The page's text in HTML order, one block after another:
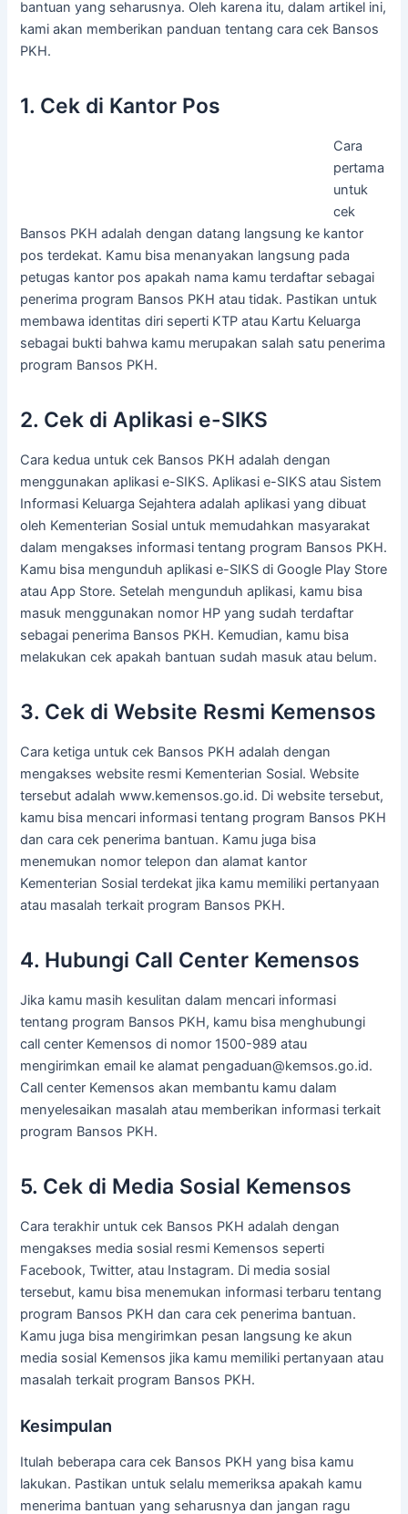
bantuan yang seharusnya. Oleh karena itu, dalam artikel ini,
kami akan memberikan panduan tentang cara cek Bansos
PKH.
1. Cek di Kantor Pos
Cara
pertama
untuk
cek
Bansos PKH adalah dengan datang langsung ke kantor
pos terdekat. Kamu bisa menanyakan langsung pada
petugas kantor pos apakah nama kamu terdaftar sebagai
penerima program Bansos PKH atau tidak. Pastikan untuk
membawa identitas diri seperti KTP atau Kartu Keluarga
sebagai bukti bahwa kamu merupakan salah satu penerima
program Bansos PKH.
2. Cek di Aplikasi e-SIKS
Cara kedua untuk cek Bansos PKH adalah dengan
menggunakan aplikasi e-SIKS. Aplikasi e-SIKS atau Sistem
Informasi Keluarga Sejahtera adalah aplikasi yang dibuat
oleh Kementerian Sosial untuk memudahkan masyarakat
dalam mengakses informasi tentang program Bansos PKH.
Kamu bisa mengunduh aplikasi e-SIKS di Google Play Store
atau App Store. Setelah mengunduh aplikasi, kamu bisa
masuk menggunakan nomor HP yang sudah terdaftar
sebagai penerima Bansos PKH. Kemudian, kamu bisa
melakukan cek apakah bantuan sudah masuk atau belum.
3. Cek di Website Resmi Kemensos
Cara ketiga untuk cek Bansos PKH adalah dengan
mengakses website resmi Kementerian Sosial. Website
tersebut adalah www.kemensos.go.id. Di website tersebut,
kamu bisa mencari informasi tentang program Bansos PKH
dan cara cek penerima bantuan. Kamu juga bisa
menemukan nomor telepon dan alamat kantor
Kementerian Sosial terdekat jika kamu memiliki pertanyaan
atau masalah terkait program Bansos PKH.
4. Hubungi Call Center Kemensos
Jika kamu masih kesulitan dalam mencari informasi
tentang program Bansos PKH, kamu bisa menghubungi
call center Kemensos di nomor 1500-989 atau
mengirimkan email ke alamat pengaduan@kemsos.go.id.
Call center Kemensos akan membantu kamu dalam
menyelesaikan masalah atau memberikan informasi terkait
program Bansos PKH.
5. Cek di Media Sosial Kemensos
Cara terakhir untuk cek Bansos PKH adalah dengan
mengakses media sosial resmi Kemensos seperti
Facebook, Twitter, atau Instagram. Di media sosial
tersebut, kamu bisa menemukan informasi terbaru tentang
program Bansos PKH dan cara cek penerima bantuan.
Kamu juga bisa mengirimkan pesan langsung ke akun
media sosial Kemensos jika kamu memiliki pertanyaan atau
masalah terkait program Bansos PKH.
Kesimpulan
Itulah beberapa cara cek Bansos PKH yang bisa kamu
lakukan. Pastikan untuk selalu memeriksa apakah kamu
menerima bantuan yang seharusnya dan jangan ragu